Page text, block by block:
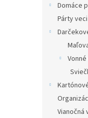
Domáce
Párty veci
Vianočná